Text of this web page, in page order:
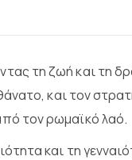
τη ζωή και τη
και τον
τον ρωμαϊκό λαό.
και τη